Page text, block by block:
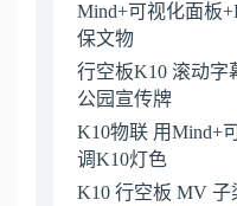
Mind+可视化面板
保文物
行空板K10 滚动字
公园宣传牌
K10物联 用Mind+
调K10灯色
K10 行空板 MV 子